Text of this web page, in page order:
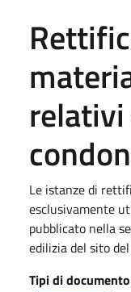
Le istanze di
esclusivamente
pubblicato nella
edilizia del sito
Tipi di documento